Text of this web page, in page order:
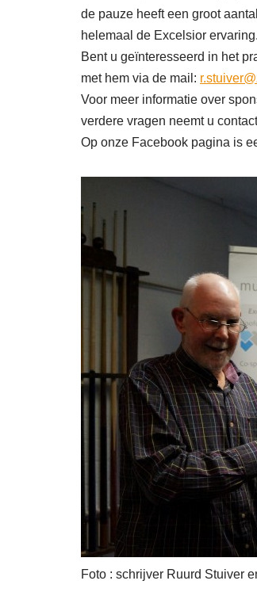
de pauze heeft een groot
helemaal de Excelsior ervaring.
Bent u geïnteresseerd in het
met hem via de mail:
Voor meer informatie over
verdere vragen neemt u
Op onze Facebook pagina is
Foto : schrijver Ruurd Stuiver